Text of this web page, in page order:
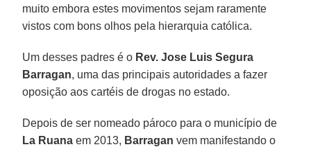
muito embora estes movimentos sejam raramente
vistos com bons olhos pela hierarquia católica.
Um desses padres é o Rev. Jose Luis Segura
Barragan, uma das principais autoridades a fazer
oposição aos cartéis de drogas no estado.
Depois de ser nomeado pároco para o município de
La Ruana em 2013, Barragan vem manifestando o